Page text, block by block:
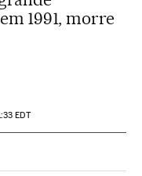
1991, morre
EDT